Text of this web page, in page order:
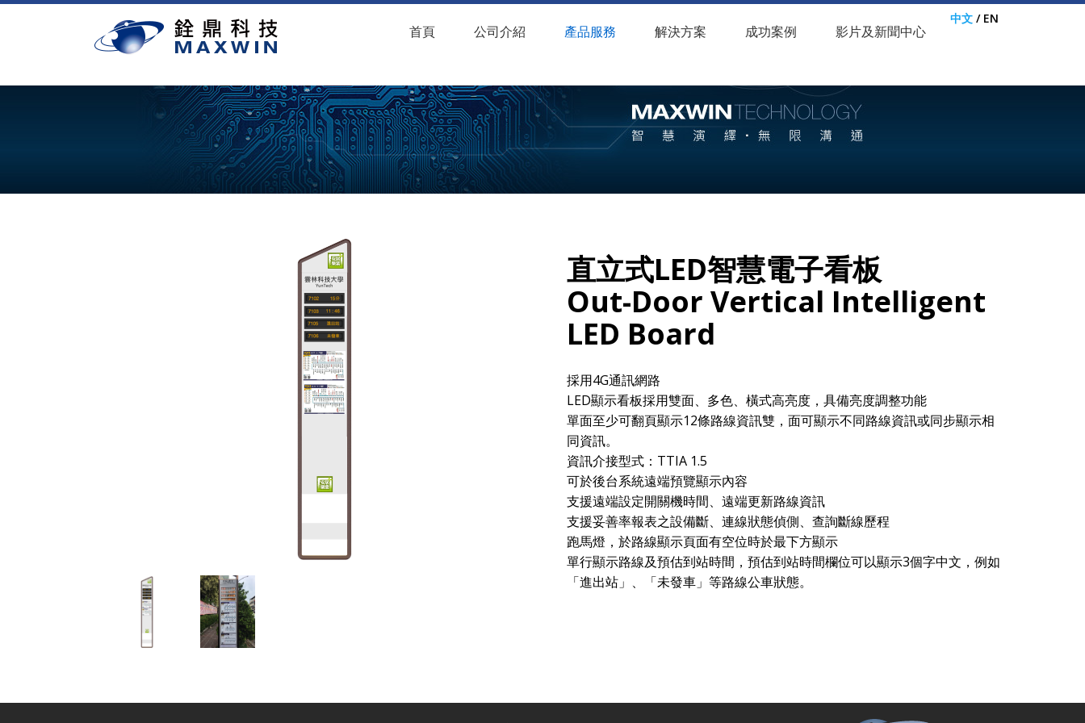
中文 /EN
首頁 公司介紹 產品服務 解決方案 成功案例 影片及新聞中心
直立式LED智慧電子看板
Out-Door Vertical Intelligent
LED Board
採用4G通訊網路
LED顯示看板採用雙面、多色、橫式高亮度，具備亮度調整功能
單面至少可翻頁顯示12條路線資訊雙，面可顯示不同路線資訊或同步顯示相
同資訊。
資訊介接型式：TTIA 1.5
可於後台系統遠端預覽顯示內容
支援遠端設定開關機時間、遠端更新路線資訊
支援妥善率報表之設備斷、連線狀態偵側、查詢斷線歷程
跑馬燈，於路線顯示頁面有空位時於最下方顯示
單行顯示路線及預估到站時間，預估到站時間欄位可以顯示3個字中文，例如
「進出站」、「未發車」等路線公車狀態。